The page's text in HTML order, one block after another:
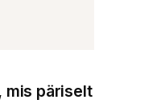
mis päriselt